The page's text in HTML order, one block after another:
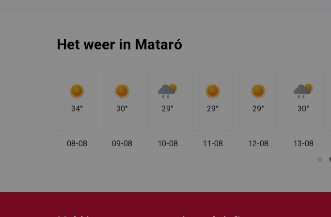
Het weer in Mataró
34°
08-08
30°
09-08
29°
10-08
29°
11-08
29°
12-08
30°
13-08